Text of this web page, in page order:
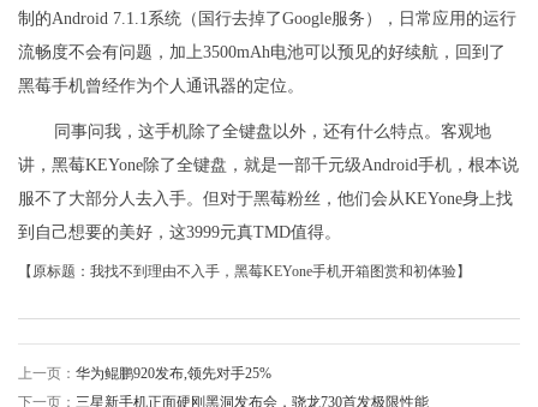
制的Android 7.1.1系统（国行去掉了Google服务），日常应用的运行
流畅度不会有问题，加上3500mAh电池可以预见的好续航，回到了
黑莓手机曾经作为个人通讯器的定位。
同事问我，这手机除了全键盘以外，还有什么特点。客观地
讲，黑莓KEYone除了全键盘，就是一部千元级Android手机，根本说
服不了大部分人去入手。但对于黑莓粉丝，他们会从KEYone身上找
到自己想要的美好，这3999元真TMD值得。
【原标题：我找不到理由不入手，黑莓KEYone手机开箱图赏和初体验】
上一页： 华为鲲鹏920发布,领先对手25%
下一页： 三星新手机正面硬刚黑洞发布会，骁龙730首发极限性能